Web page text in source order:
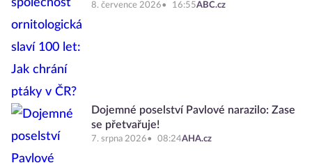
8. července 2026 16:55ABC.cz
Dojemné poselství Pavlové narazilo: Zase
se přetvařuje!
7. srpna 2026 08:24AHA.cz